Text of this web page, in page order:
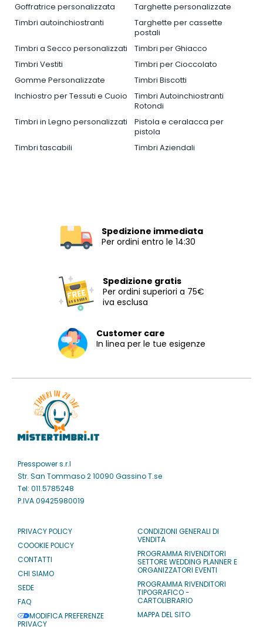
Goffratrice personalizzata
Targhette personalizzate
Timbri autoinchiostranti
Targhette per cassette
postali
Timbri a Secco personalizzati
Timbri per Ghiacco
Timbri Vestiti
Timbri per Cioccolato
Gomme Personalizzate
Timbri Biscotti
Inchiostro per Tessuti e Cuoio
Timbri Autoinchiostranti
Rotondi
Timbri in Legno personalizzati
Pistola e ceralacca per
pistola
Timbri tascabili
Timbri Aziendali
Spedizione immediata
Per ordini entro le 14:30
Spedizione gratis
Per ordini superiori a 75€
iva esclusa
Customer care
In linea per le tue esigenze
Presspower s.r.l
Str. San Tommaso 2 10090 Gassino T.se
Tel: 011.5785248
P.IVA 09425980019
PRIVACY POLICY
COOOKIE POLICY
CONTATTI
CHI SIAMO
SEDE
FAQ
MODIFICA PREFERENZE
PRIVACY
CONDIZIONI GENERALI DI
VENDITA
PROGRAMMA RIVENDITORI
SETTORE WEDDING PLANNER E
ORGANIZZATORI EVENTI
PROGRAMMA RIVENDITORI
TIPOGRAFICO -
CARTOLIBRARIO
MAPPA DEL SITO